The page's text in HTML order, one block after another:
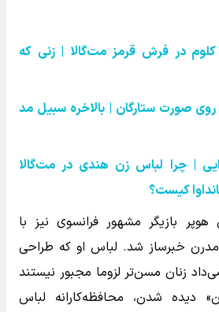
در فرش قرمز مت‌گالا | زنی که
صورت ستارگان | بالاخره سبیل مد
| چرا لباس زن هندی در مت‌گالا
کیست؟
بازیگر مشهور فرانسوی نیز با
مدرن خبرساز شد. لباس او که طراحی
زنان مسن‌تر لزوما مجبور نیستند
دیده شدن، محافظه‌کارانه لباس